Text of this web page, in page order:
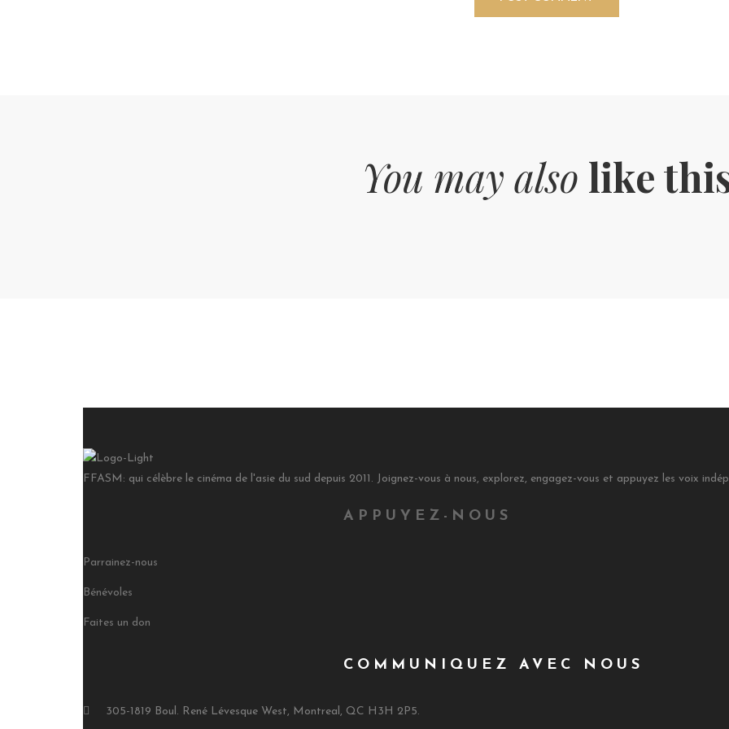
You may also like
FFASM: qui célèbre le cinéma de l'asie du sud depuis 2011. Joignez-vous à nous, explorez, engagez-vous et appuyez les voix
APPUYEZ-NOUS
Parrainez-nous
Bénévoles
Faites un don
COMMUNIQUEZ AVEC NOUS
305-1819 Boul. René Lévesque West, Montreal, QC H3H 2P5.